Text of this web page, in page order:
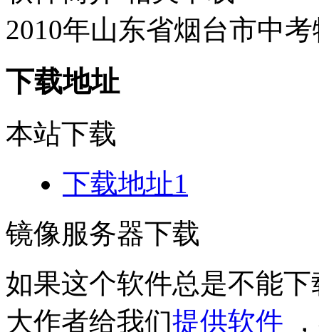
2010年山东省烟台市中
下载地址
本站下载
下载地址1
镜像服务器下载
如果这个软件总是不能
大作者给我们提供软件